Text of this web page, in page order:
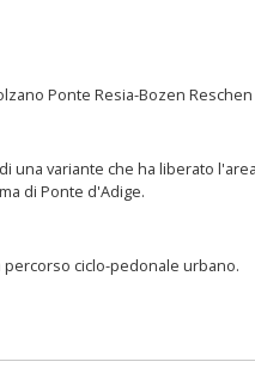
Ponte Resia-Bozen
una variante che ha liberato
di Ponte d'Adige.
percorso ciclo-pedonale urbano.